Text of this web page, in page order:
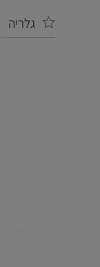
גלריה